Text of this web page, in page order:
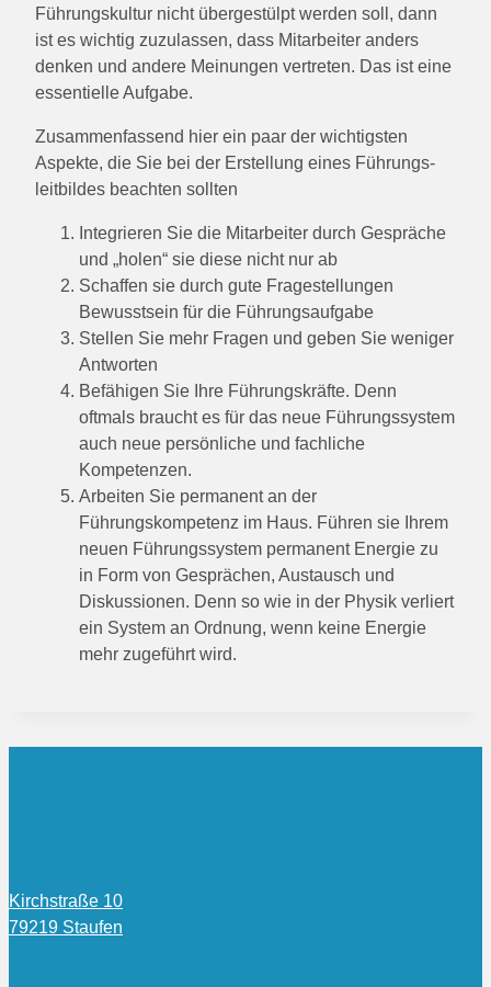
Führungskultur nicht übergestülpt werden soll, dann
ist es wichtig zuzulassen, dass Mitarbeiter anders
denken und andere Meinungen vertreten. Das ist eine
essentielle Aufgabe.
Zusammenfassend hier ein paar der wichtigsten
Aspekte, die Sie bei der Erstellung eines Führungs-
leitbildes beachten sollten
Integrieren Sie die Mitarbeiter durch Gespräche
und „holen“ sie diese nicht nur ab
Schaffen sie durch gute Fragestellungen
Bewusstsein für die Führungsaufgabe
Stellen Sie mehr Fragen und geben Sie weniger
Antworten
Befähigen Sie Ihre Führungskräfte. Denn
oftmals braucht es für das neue Führungssystem
auch neue persönliche und fachliche
Kompetenzen.
Arbeiten Sie permanent an der
Führungskompetenz im Haus. Führen sie Ihrem
neuen Führungssystem permanent Energie zu
in Form von Gesprächen, Austausch und
Diskussionen. Denn so wie in der Physik verliert
ein System an Ordnung, wenn keine Energie
mehr zugeführt wird.
Kirchstraße 10
79219 Staufen